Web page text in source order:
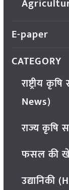
E-paper
CATEGORY
राष्ट्रीय
News)
राज्य कृषि
फसल की